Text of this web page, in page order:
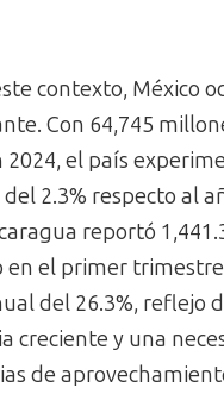
contexto, México
Con 64,745
2024, el país
2.3% respecto al
reportó
en el primer
del 26.3%, reflejo
creciente y una
de